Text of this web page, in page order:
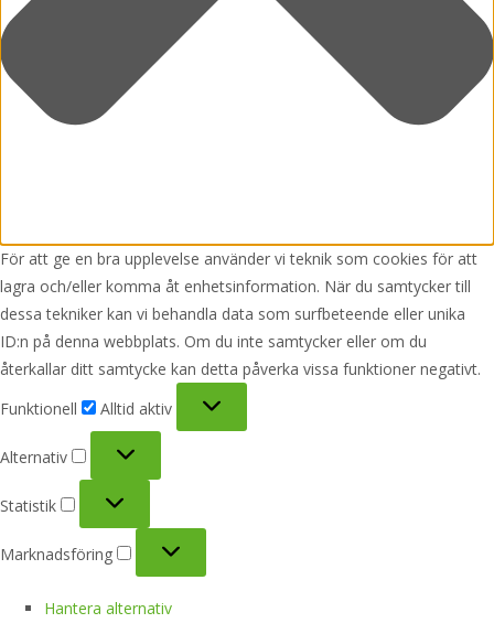
För att ge en bra upplevelse använder vi teknik som cookies för att
lagra och/eller komma åt enhetsinformation. När du samtycker till
dessa tekniker kan vi behandla data som surfbeteende eller unika
ID:n på denna webbplats. Om du inte samtycker eller om du
återkallar ditt samtycke kan detta påverka vissa funktioner negativt.
Funktionell
Alltid aktiv
Alternativ
Statistik
Marknadsföring
Hantera alternativ